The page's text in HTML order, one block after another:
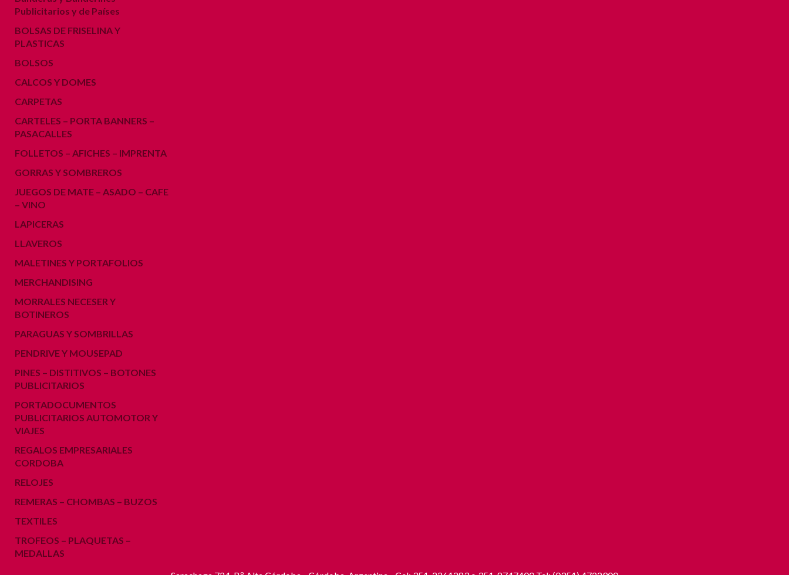
Publicitarios y de Países
BOLSAS DE FRISELINA Y
PLASTICAS
BOLSOS
CALCOS Y DOMES
CARPETAS
CARTELES – PORTA BANNERS –
PASACALLES
FOLLETOS – AFICHES – IMPRENTA
GORRAS Y SOMBREROS
JUEGOS DE MATE – ASADO – CAFE
– VINO
LAPICERAS
LLAVEROS
MALETINES Y PORTAFOLIOS
MERCHANDISING
MORRALES NECESER Y
BOTINEROS
PARAGUAS Y SOMBRILLAS
PENDRIVE Y MOUSEPAD
PINES – DISTITIVOS – BOTONES
PUBLICITARIOS
PORTADOCUMENTOS
PUBLICITARIOS AUTOMOTOR Y
VIAJES
REGALOS EMPRESARIALES
CORDOBA
RELOJES
REMERAS – CHOMBAS – BUZOS
TEXTILES
TROFEOS – PLAQUETAS –
MEDALLAS